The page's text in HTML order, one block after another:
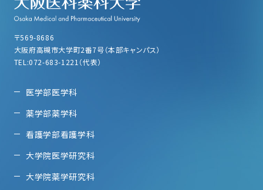
〒569-8686
大阪府高槻市大学町2番7号（本部キャンパス）
TEL:072-683-1221（代表）
医学部医学科
薬学部薬学科
看護学部看護学科
大学院医学研究科
大学院薬学研究科